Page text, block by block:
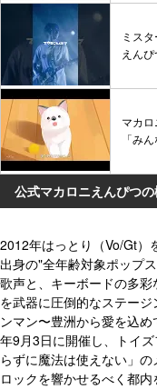
ミス
えんぴ
マカ
「み
公式マカロニえんぴつ
2012年はっとり（Vo/Gt）
出身の"全年齢対象ポップ
歌声と、キーボードの多
を武器に圧倒的なステー
ンマン〜豊洲から愛を込
年9月3日に開催し、トイ
らずに魔法は使えない」
ロックを響かせるべく都内